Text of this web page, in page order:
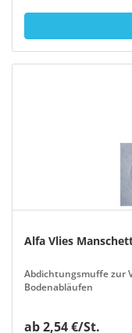
Alfa Vlies
Abdichtungsmuffe zur
Bodenabläufen
ab 2,54 €/St.